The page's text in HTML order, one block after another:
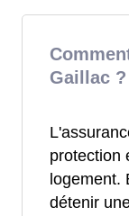
Gaillac ?
protection
logement.
détenir